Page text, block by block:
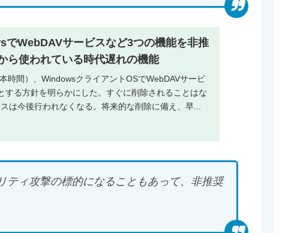
WebDAVサービスなど3つの機能を非推
ら使われている時代遅れの機能
時間）、WindowsクライアントOSでWebDAVサービ
する方針を明らかにした。すぐに削除されることはな
は今後行われなくなる。将来的な削除に備え、早...
ティ攻撃の標的になることもあって、非推奨